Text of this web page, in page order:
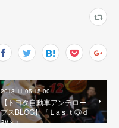
2013.11.05 15:00
【トヨタ自動車アンテロー
プスBLOG】『Ｌaｓｔ③ｄ
ayｓ』